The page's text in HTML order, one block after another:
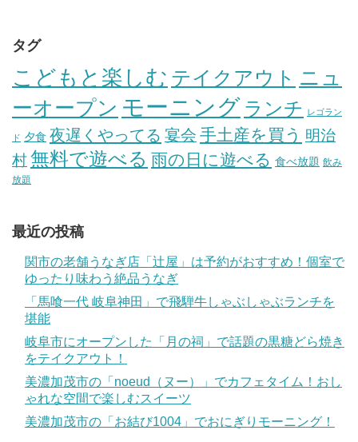
タグ
こどもと楽しむ テイクアウト ニュ
ーオープン モーニング ランチ レゴラン
ド 夕食 夜遅くやってる 宴会 手土産を買う 明治
村無料で遊べる 雨の日に遊べる 食べ放題 飲み
放題
最近の投稿
関市の老舗うなぎ店「辻屋」は予約がおすすめ！個室で
ゆったり味わう絶品うなぎ
「馬喰一代 岐阜神田」で飛騨牛しゃぶしゃぶランチを
堪能
岐阜市にオープンした「月の祠」で話題の黒糖どら焼き
をテイクアウト！
美濃加茂市の「noeud（ヌー）」でカフェタイム！おし
ゃれな空間で楽しむスイーツ
美濃加茂市の「お結び1004」でおにぎりモーニング！